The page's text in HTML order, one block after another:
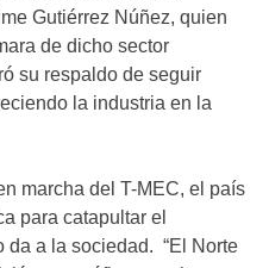
Gutiérrez Núñez, quien
de dicho sector
su respaldo de seguir
la industria en la
marcha del T-MEC, el país
para catapultar el
da a la sociedad. “El Norte